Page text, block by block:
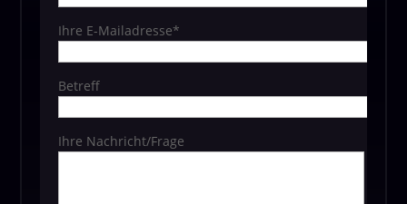
Ihre E-Mailadresse*
Betreff
Ihre Nachricht/Frage